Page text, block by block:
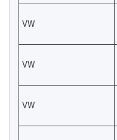
VW
VW
VW